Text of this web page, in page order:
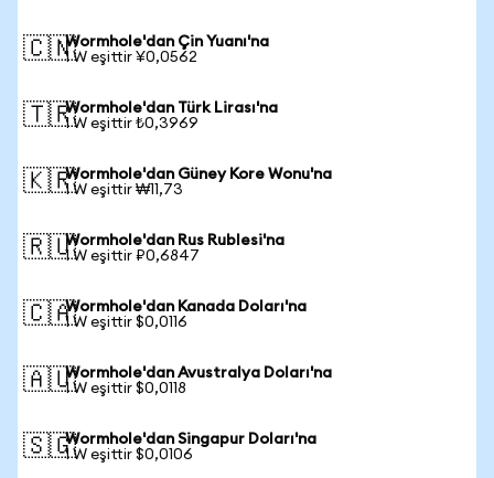
🇨🇳Wormhole'dan Çin Yuanı'na
1 W eşittir ¥0,0562
🇹🇷Wormhole'dan Türk Lirası'na
1 W eşittir ₺0,3969
🇰🇷Wormhole'dan Güney Kore Wonu'na
1 W eşittir ₩11,73
🇷🇺Wormhole'dan Rus Rublesi'na
1 W eşittir ₽0,6847
🇨🇦Wormhole'dan Kanada Doları'na
1 W eşittir $0,0116
🇦🇺Wormhole'dan Avustralya Doları'na
1 W eşittir $0,0118
🇸🇬Wormhole'dan Singapur Doları'na
1 W eşittir $0,0106